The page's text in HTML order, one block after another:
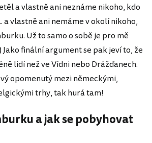
a vlastně ani neznáme nikoho, kdo
a vlastně ani nemáme v okolí nikoho,
Už to samo o sobě je pro mě
Jako finální argument se pak jeví to, že
lidí než ve Vídni nebo Drážďanech.
opomenutý mezi německými,
trhy, tak hurá tam!
a jak se pobyhovat